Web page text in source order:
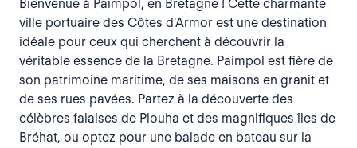
Bienvenue à Paimpol, en Bretagne ! Cette charmante
ville portuaire des Côtes d'Armor est une destination
idéale pour ceux qui cherchent à découvrir la
véritable essence de la Bretagne. Paimpol est fière de
son patrimoine maritime, de ses maisons en granit et
de ses rues pavées. Partez à la découverte des
célèbres falaises de Plouha et des magnifiques îles de
Bréhat, ou optez pour une balade en bateau sur la